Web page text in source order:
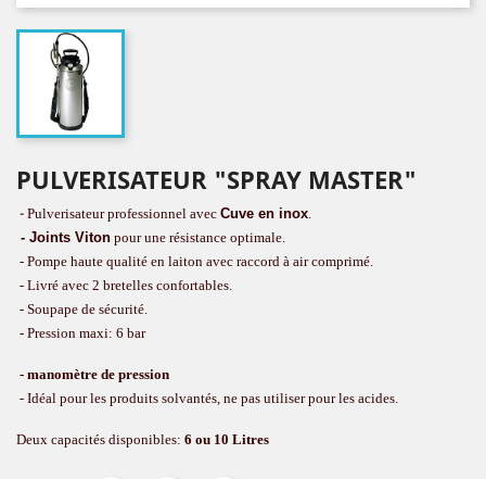
PULVERISATEUR "SPRAY MASTER"
- Pulverisateur professionnel avec Cuve en inox.
- Joints Viton pour une résistance optimale.
- Pompe haute qualité en laiton avec raccord à air comprimé.
- Livré avec 2 bretelles confortables.
- Soupape de sécurité.
- Pression maxi: 6 bar
- manomètre de pression
- Idéal pour les produits solvantés, ne pas utiliser pour les acides.
Deux capacités disponibles: 6 ou 10 Litres